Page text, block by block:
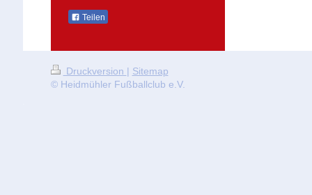
Teilen
Druckversion | Sitemap
© Heidmühler Fußballclub e.V.